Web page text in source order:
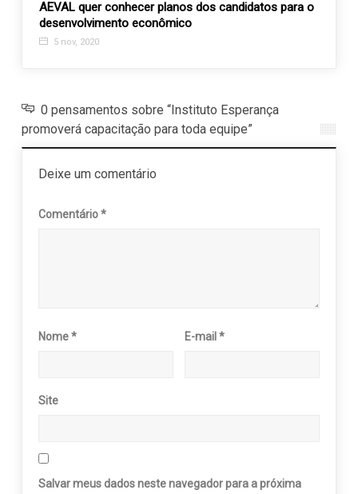
AEVAL quer conhecer planos dos candidatos para o
desenvolvimento econômico
5 nov, 2020
0 pensamentos sobre “Instituto Esperança
promoverá capacitação para toda equipe”
Deixe um comentário
Comentário*
Nome* E-mail*
Site
Salvar meus dados neste navegador para a próxima